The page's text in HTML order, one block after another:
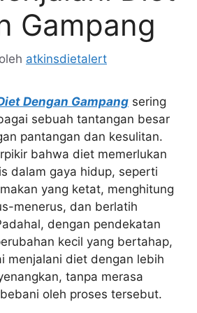
Gampang
oleh atkinsdietalert
Dengan Gampang sering
sebuah tantangan besar
pantangan dan kesulitan.
bahwa diet memerlukan
dalam gaya hidup, seperti
yang ketat, menghitung
menerus, dan berlatih
dengan pendekatan
kecil yang bertahap,
menjalani diet dengan lebih
tanpa merasa
oleh proses tersebut.